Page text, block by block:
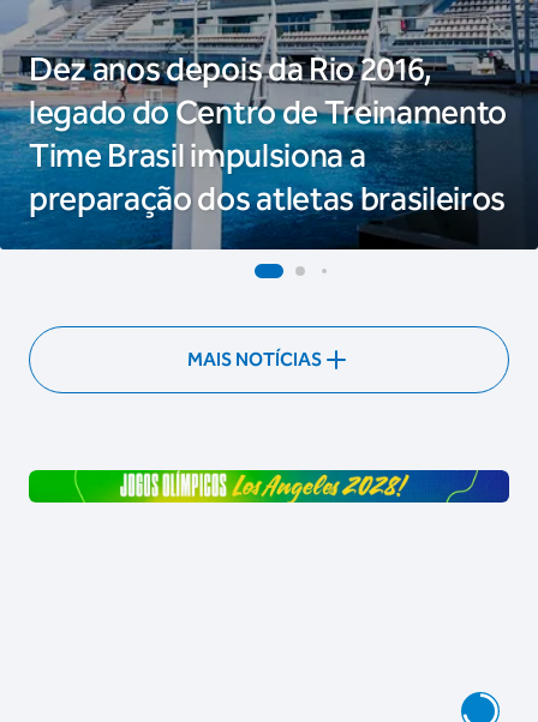
Dez anos depois da Rio 2016,
legado do Centro de Treinamento
Time Brasil impulsiona a
preparação dos atletas brasileiros
MAIS NOTÍCIAS